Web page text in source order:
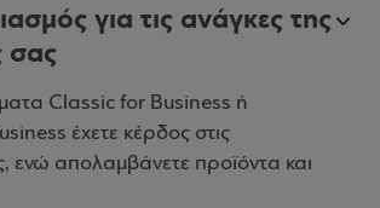
για τις ανάγκες της
σας
Classic for Business ή
έχετε κέρδος στις
ενώ απολαμβάνετε προϊόντα και